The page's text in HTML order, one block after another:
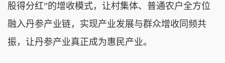
股得分红”的增收模式，让村集体、普通农户全方位
融入丹参产业链，实现产业发展与群众增收同频共
振，让丹参产业真正成为惠民产业。